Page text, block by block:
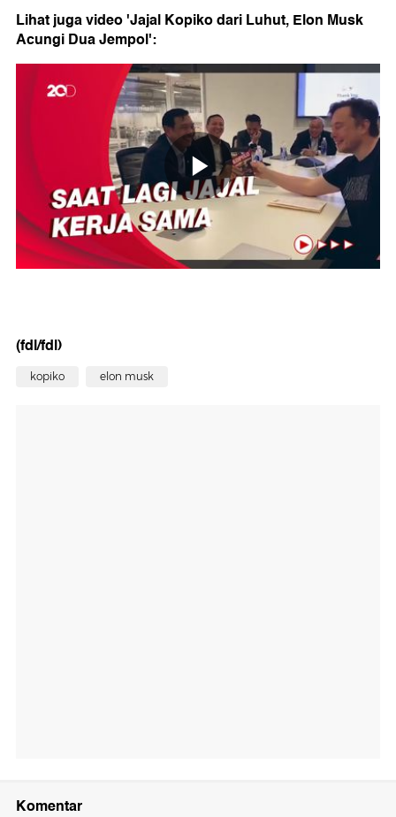
Lihat juga video 'Jajal Kopiko dari Luhut, Elon Musk
Acungi Dua Jempol':
(fdl/fdl)
kopiko elon musk
Komentar